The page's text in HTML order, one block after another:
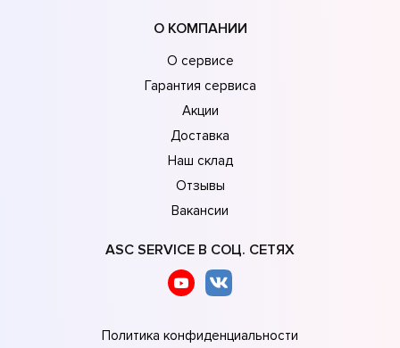
О КОМПАНИИ
О сервисе
Гарантия сервиса
Акции
Доставка
Наш склад
Отзывы
Вакансии
ASC SERVICE В СОЦ. СЕТЯХ
Политика конфиденциальности